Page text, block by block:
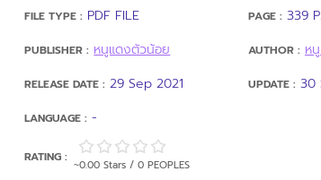
FILE TYPE : PDF FILE
PUBLISHER : หนูแดงตัวน้อย
RELEASE DATE : 29 Sep 2021
LANGUAGE : -
PAGE : 339 P.
AUTHOR : ห
UPDATE : 30
RATING :
~0.00 Stars / 0 PEOPLES